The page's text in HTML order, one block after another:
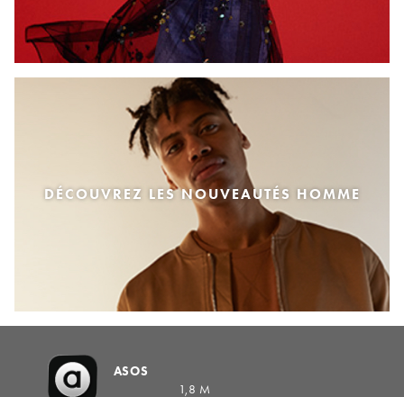
DÉCOUVREZ LES NOUVEAUTÉS HOMME
ASOS
1,8 M